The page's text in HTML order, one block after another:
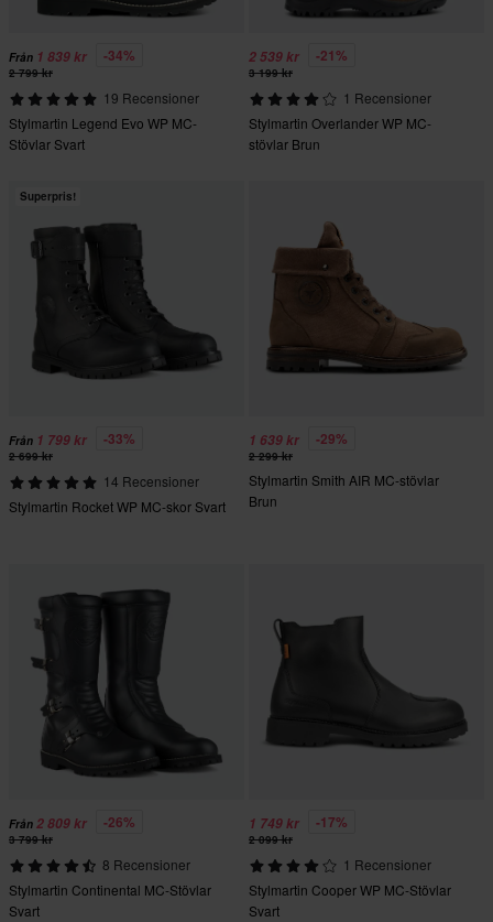
Från 1 839 kr -34%
2 799 kr
19 Recensioner
Stylmartin Legend Evo WP MC-
Stövlar Svart
2 539 kr -21%
3 199 kr
1 Recensioner
Stylmartin Overlander WP MC-
stövlar Brun
Superpris!
Från 1 799 kr -33%
2 699 kr
14 Recensioner
Stylmartin Rocket WP MC-skor Svart
1 639 kr -29%
2 299 kr
Stylmartin Smith AIR MC-stövlar
Brun
Från 2 809 kr -26%
3 799 kr
8 Recensioner
Stylmartin Continental MC-Stövlar
Svart
1 749 kr -17%
2 099 kr
1 Recensioner
Stylmartin Cooper WP MC-Stövlar
Svart